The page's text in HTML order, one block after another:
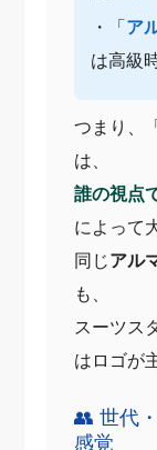
・「 ア
は高級
つまり、
は、
誰の視点
によって
同じアル
も、
スーツス
はロゴが
👥 世代
感覚